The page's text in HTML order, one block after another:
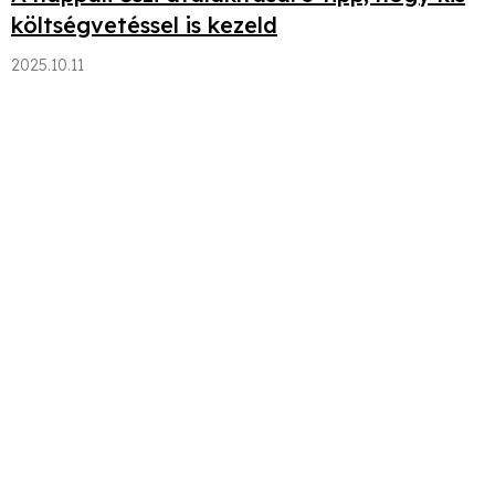
költségvetéssel is kezeld
2025.10.11